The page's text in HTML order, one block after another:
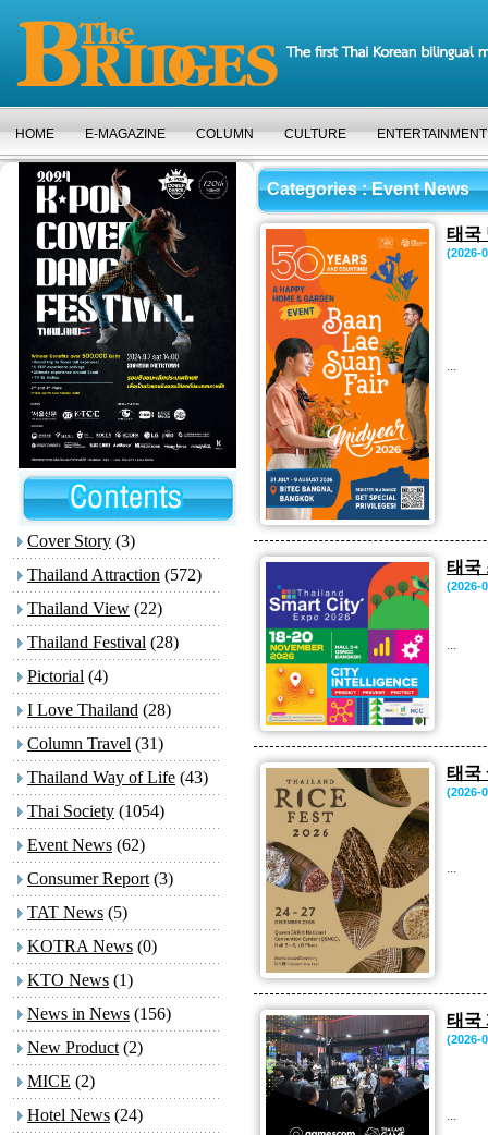
HOME E-MAGAZINE COLUMN CULTURE ENTERTAINMENT
Cover Story (3)
Thailand Attraction (572)
Thailand View (22)
Thailand Festival (28)
Pictorial (4)
I Love Thailand (28)
Column Travel (31)
Thailand Way of Life (43)
Thai Society (1054)
Event News (62)
Consumer Report (3)
TAT News (5)
KOTRA News (0)
KTO News (1)
News in News (156)
New Product (2)
MICE (2)
Hotel News (24)
Categories: Event News
태국
(2026-
...
태국
(2026-
...
태국
(2026-
...
태국
(2026-
...